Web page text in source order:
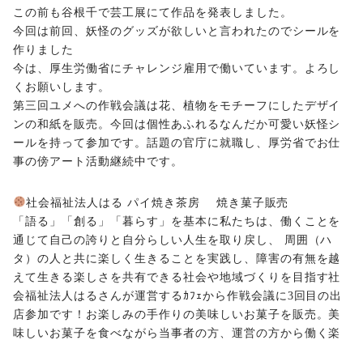
この前も谷根千で芸工展にて作品を発表しました。
今回は前回、妖怪のグッズが欲しいと言われたのでシールを
作りました
今は、厚生労働省にチャレンジ雇用で働いています。よろし
くお願いします。
第三回ユメへの作戦会議は花、植物をモチーフにしたデザイ
ンの和紙を販売。今回は個性あふれるなんだか可愛い妖怪シ
ールを持って参加です。話題の官庁に就職し、厚労省でお仕
事の傍アート活動継続中です。
社会福祉法人はる パイ焼き茶房 焼き菓子販売
「語る」「創る」「暮らす」を基本に私たちは、働くことを
通じて自己の誇りと自分らしい人生を取り戻し、 周囲（ハ
タ）の人と共に楽しく生きることを実践し、障害の有無を越
えて生きる楽しさを共有できる社会や地域づくりを目指す社
会福祉法人はるさんが運営するｶﾌｪから作戦会議に3回目の出
店参加です！お楽しみの手作りの美味しいお菓子を販売。美
味しいお菓子を食べながら当事者の方、運営の方から働く楽